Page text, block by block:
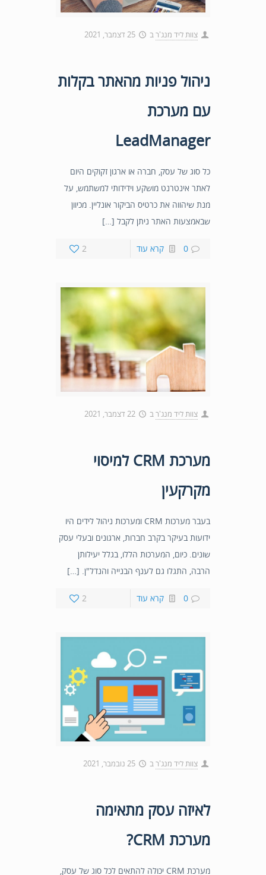
צוות ליד מנג'רב 25 דצמבר, 2021
ניהול פניות מהאתר בקלות
עם מערכת
LeadManager
כל סוג של עסק, חברה או ארגון זקוקים היום
לאתר אינטרנט מושקע וידידותי למשתמש, על
מנת שיהווה את כרטיס הביקור אונליין. מכיוון
שבאמצעות האתר ניתן לקבל […]
2 0 קרא עוד
צוות ליד מנג'רב 22 דצמבר, 2021
מערכת CRM למיסוי
מקרקעין
בעבר מערכות CRM ומערכות ניהול לידים היו
ידועות בעיקר בקרב חברות, ארגונים ובעלי עסק
שונים. כיום, המערכות הללו, בגלל יעילותן
הרבה, התגלו גם לענף הבנייה והנדל"ן. […]
2 0 קרא עוד
צוות ליד מנג'ר ב 25 נובמבר, 2021
לאיזה עסק מתאימה
מערכת CRM?
מערכת CRM יכולה להתאים לכל סוג של עסק,